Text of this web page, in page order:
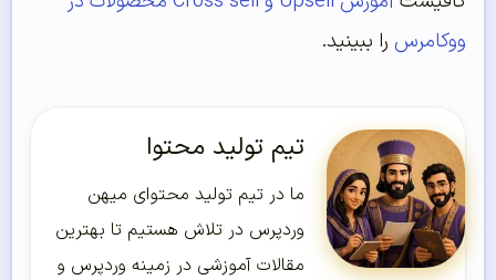
ووکامرس را ببینید.
تیم تولید محتوا
ما در تیم تولید محتوای میهن
وردپرس در تلاش هستیم تا بهترین
مقالات آموزشی در زمینه وردپرس و